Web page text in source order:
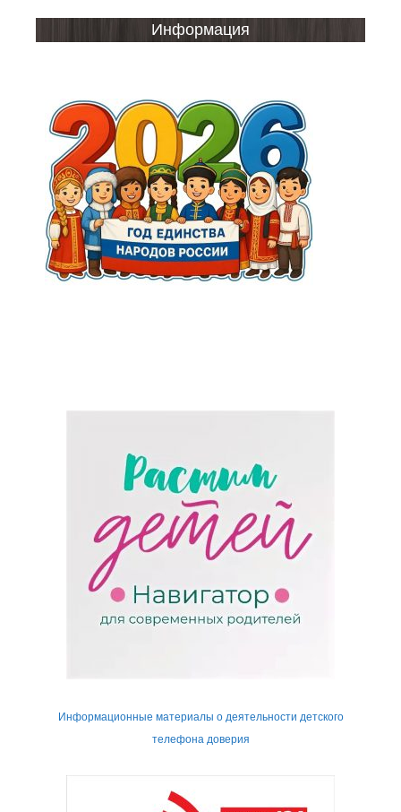
Информация
Информационные материалы о деятельности детского
телефона доверия